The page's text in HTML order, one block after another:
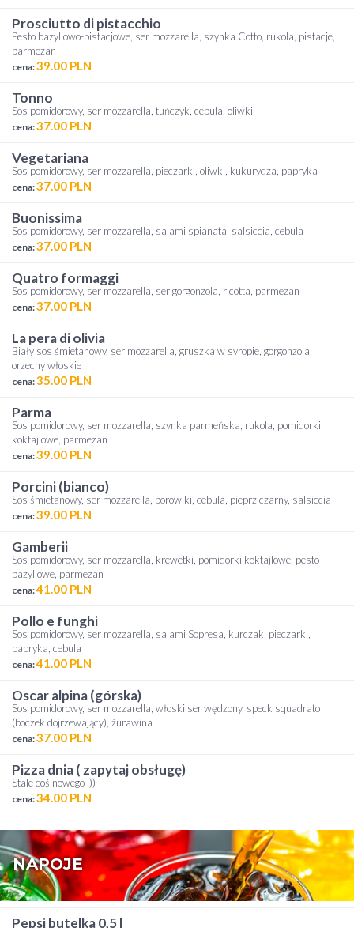
prosciutto di pistacchio
Pesto bazyliowo-pistacjowe, ser mozzarella, szynka Cotto, rukola, pistacje,
parmezan
cena:39.00 PLN
tonno
Sos pomidorowy, ser mozzarella, tuńczyk, cebula, oliwki
cena:37.00 PLN
vegetariana
Sos pomidorowy, ser mozzarella, pieczarki, oliwki, kukurydza, papryka
cena:37.00 PLN
buonissima
Sos pomidorowy, ser mozzarella, salami spianata, salsiccia, cebula
cena:37.00 PLN
quatro formaggi
Sos pomidorowy, ser mozzarella, ser gorgonzola, ricotta, parmezan
cena:37.00 PLN
la pera di olivia
Biały sos śmietanowy, ser mozzarella, gruszka w syropie, gorgonzola,
orzechy włoskie
cena:35.00 PLN
parma
Sos pomidorowy, ser mozzarella, szynka parmeńska, rukola, pomidorki
koktajlowe, parmezan
cena:39.00 PLN
porcini (bianco)
Sos śmietanowy, ser mozzarella, borowiki, cebula, pieprz czarny, salsiccia
cena:39.00 PLN
gamberii
Sos pomidorowy, ser mozzarella, krewetki, pomidorki koktajlowe, pesto
bazyliowe, parmezan
cena:41.00 PLN
pollo e funghi
Sos pomidorowy, ser mozzarella, salami Sopresa, kurczak, pieczarki,
papryka, cebula
cena:41.00 PLN
oscar alpina (górska)
Sos pomidorowy, ser mozzarella, włoski ser wędzony, speck squadrato
(boczek dojrzewający), żurawina
cena:37.00 PLN
pizza dnia ( zapytaj obsługę)
Stale coś nowego :))
cena:34.00 PLN
NAPOJE
pepsi butelka 0,5 l